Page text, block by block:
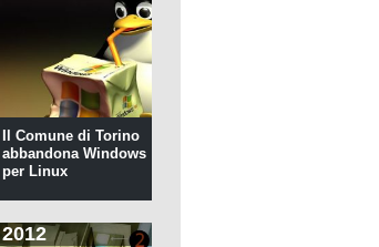
Il Comune di Torino
abbandona Windows
per Linux
2012